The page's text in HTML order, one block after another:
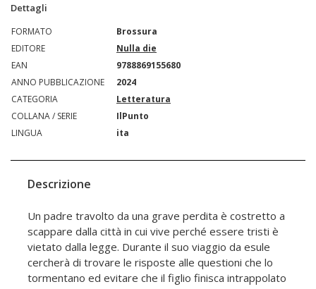
Dettagli
FORMATO
Brossura
EDITORE
Nulla die
EAN
9788869155680
ANNO PUBBLICAZIONE
2024
CATEGORIA
Letteratura
COLLANA / SERIE
IlPunto
LINGUA
ita
Descrizione
Un padre travolto da una grave perdita è costretto a
scappare dalla città in cui vive perché essere tristi è
vietato dalla legge. Durante il suo viaggio da esule
cercherà di trovare le risposte alle questioni che lo
tormentano ed evitare che il figlio finisca intrappolato